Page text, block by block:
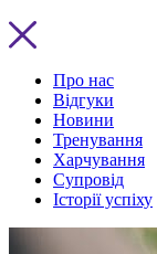
Про нас
Відгуки
Новини
Тренування
Харчування
Супровід
Історії успіху